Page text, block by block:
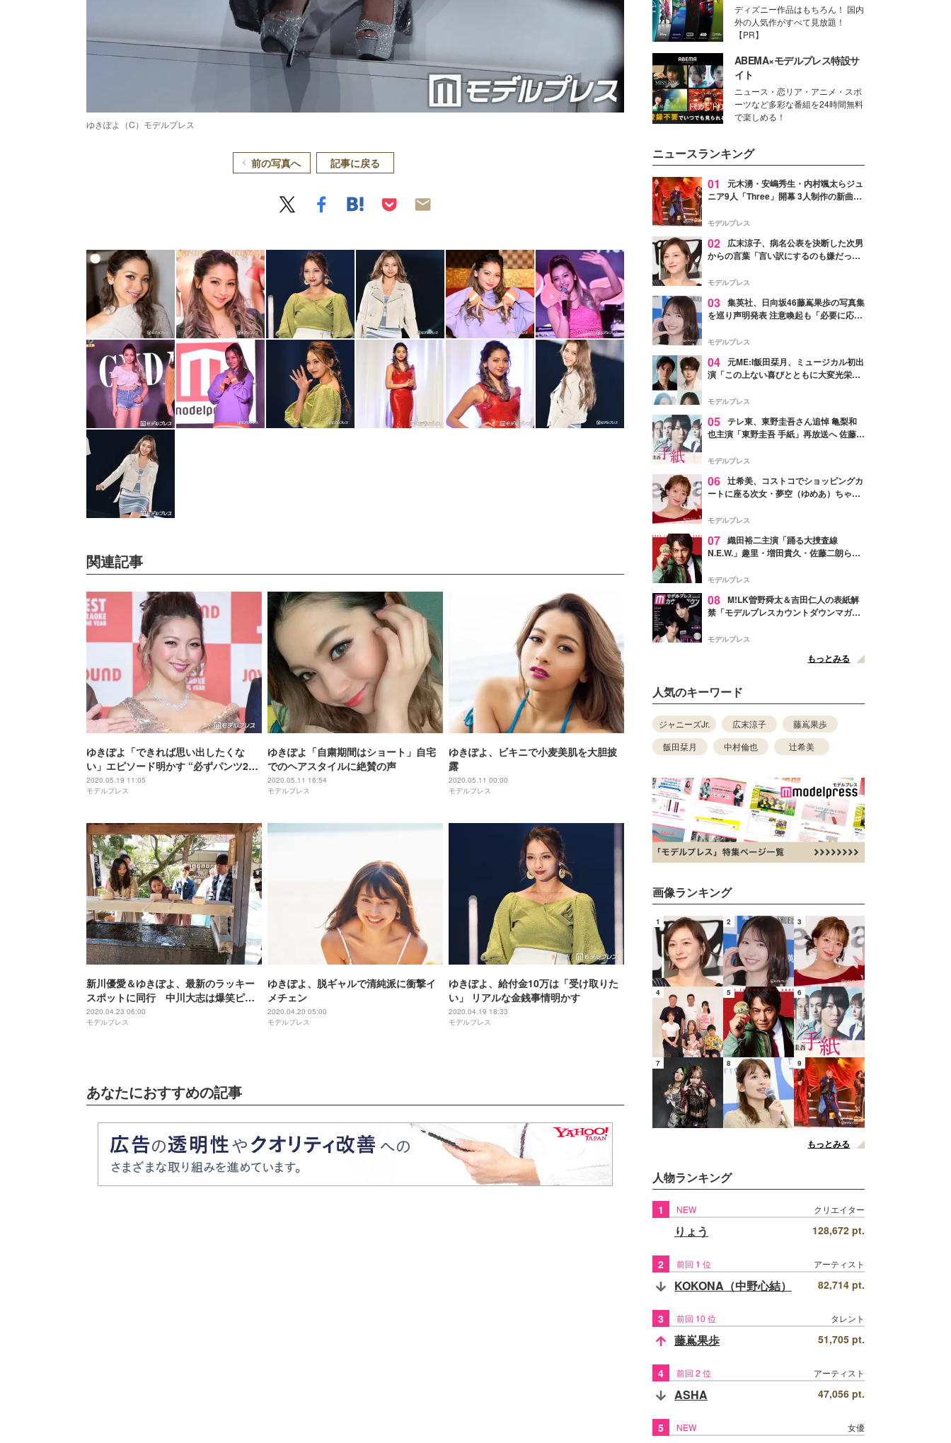
ゆきぽよ（C）モデルプレス
前の写真へ 記事に戻る
関連記事
ゆきぽよ「できれば思い出したくな
い」エピソード明かす “必ずパンツ2枚
持参”の理由は？
2020.05.19 11:05
モデルプレス
ゆきぽよ「自粛期間はショート」自宅
でのヘアスタイルに絶賛の声
2020.05.11 16:54
モデルプレス
ゆきぽよ、ビキニで小麦美肌を大胆披
露
2020.05.11 00:00
モデルプレス
新川優愛＆ゆきぽよ、最新のラッキー
スポットに同行 中川大志は爆笑ピザ
作りに挑戦
2020.04.23 06:00
モデルプレス
ゆきぽよ、脱ギャルで清純派に衝撃イ
メチェン
2020.04.20 05:00
モデルプレス
ゆきぽよ、給付金10万は「受け取りた
い」 リアルな金銭事情明かす
2020.04.19 18:33
モデルプレス
あなたにおすすめの記事
ディズニー作品はもちろん！ 国内
外の人気作がすべて見放題！
【PR】
ABEMA×モデルプレス特設サ
イト
ニュース・恋リア・アニメ・スポ
ーツなど多彩な番組を24時間無料
で楽しめる！
ニュースランキング
01
元木湧・安嶋秀生・内村颯太らジュ
ニア9人「Three」開幕 3人制作の新曲＆
進んで夢を掴みたい」【ゲネプロレポ】
モデルプレス
02
広末涼子、病名公表を決断した次男
からの言葉「言い訳にするのも嫌だっ
モデルプレス
03 集英社、日向坂46藤嶌果歩の写真集
を巡り声明発表 注意喚起も「必要に応じ
モデルプレス
04 元ME:I飯田栞月、ミュージカル初出
演「この上ない喜びとともに大変光栄」
ャスト発表
モデルプレス
05 テレ東、東野圭吾さん追悼 亀梨和
也主演「東野圭吾 手紙」再放送へ 佐藤隆
モデルプレス
06 辻希美、コストコでショッピングカ
ートに座る次女・夢空（ゆめあ）ちゃん
ぎ」「成長を感じる」の声
モデルプレス
07 織田裕二主演「踊る大捜査線
N.E.W.」趣里・増田貴久・佐藤二朗ら新
徴する“謎のキーワード”も
モデルプレス
08 M!LK曽野舜太＆吉田仁人の表紙解
禁「モデルプレスカウントダウンマガジ
モデルプレス
もっとみる
人気のキーワード
ジャニーズJr. 広末涼子
藤嶌果歩
飯田栞月
中村倫也 辻希美
画像ランキング
1 2 3
4 5 6
7 8 9
もっとみる
人物ランキング
1 NEW クリエイター
りょう 128,672 pt.
2 前回 1 位 アーティスト
KOKONA（中野心結） 82,714 pt.
3 前回 10 位 タレント
藤嶌果歩 51,705 pt.
4 前回 2 位 アーティスト
ASHA 47,056 pt.
5 NEW 女優